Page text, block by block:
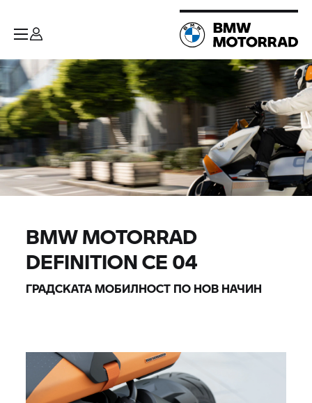
BMW MOTORRAD
DEFINITION CE 04
ГРАДСКАТА МОБИЛНОСТ ПО НОВ НАЧИН